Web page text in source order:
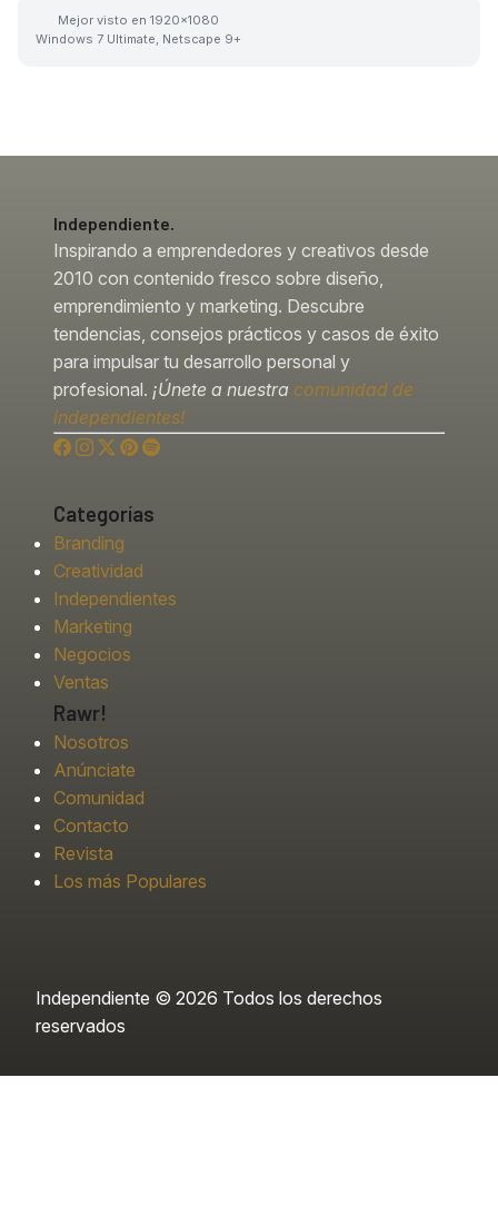
Mejor visto en 1920x1080
Windows 7 Ultimate, Netscape 9+
Independiente.
Inspirando a emprendedores y creativos desde
2010 con contenido fresco sobre diseño,
emprendimiento y marketing. Descubre
tendencias, consejos prácticos y casos de éxito
para impulsar tu desarrollo personal y
profesional. ¡Únete a nuestra comunidad de
independientes!
Categorías
Branding
Creatividad
Independientes
Marketing
Negocios
Ventas
Rawr!
Nosotros
Anúnciate
Comunidad
Contacto
Revista
Los más Populares
Independiente © 2026 Todos los derechos
reservados